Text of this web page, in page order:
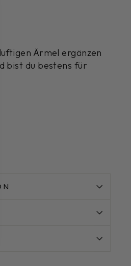
Ärmel ergänzen
bist du bestens für